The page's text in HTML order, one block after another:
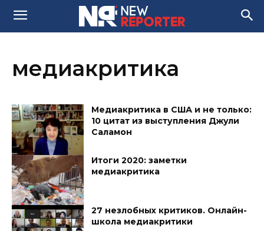
медиакритика
Медиакритика в США и не только:
10 цитат из выступления Джули
Саламон
Итоги 2020: заметки
медиакритика
27 незлобных критиков. Онлайн-
школа медиакритики